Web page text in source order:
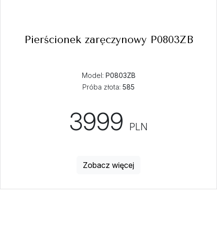
Pierścionek zaręczynowy P0803ZB
Model: P0803ZB
Próba złota: 585
3999 PLN
Zobacz więcej